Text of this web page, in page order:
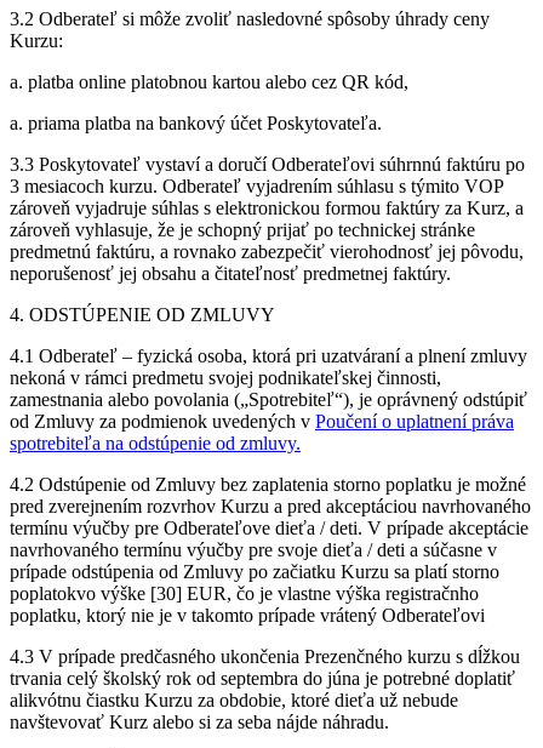
3.2 Odberateľ si môže zvoliť nasledovné spôsoby úhrady ceny
Kurzu:
a. platba online platobnou kartou alebo cez QR kód,
a. priama platba na bankový účet Poskytovateľa.
3.3 Poskytovateľ vystaví a doručí Odberateľovi súhrnnú faktúru po
3 mesiacoch kurzu. Odberateľ vyjadrením súhlasu s týmito VOP
zároveň vyjadruje súhlas s elektronickou formou faktúry za Kurz, a
zároveň vyhlasuje, že je schopný prijať po technickej stránke
predmetnú faktúru, a rovnako zabezpečiť vierohodnosť jej pôvodu,
neporušenosť jej obsahu a čitateľnosť predmetnej faktúry.
4. ODSTÚPENIE OD ZMLUVY
4.1 Odberateľ – fyzická osoba, ktorá pri uzatváraní a plnení zmluvy
nekoná v rámci predmetu svojej podnikateľskej činnosti,
zamestnania alebo povolania („Spotrebiteľ“), je oprávnený odstúpiť
od Zmluvy za podmienok uvedených v Poučení o uplatnení práva
spotrebiteľa na odstúpenie od zmluvy.
4.2 Odstúpenie od Zmluvy bez zaplatenia storno poplatku je možné
pred zverejnením rozvrhov Kurzu a pred akceptáciou navrhovaného
termínu výučby pre Odberateľove dieťa / deti. V prípade akceptácie
navrhovaného termínu výučby pre svoje dieťa / deti a súčasne v
prípade odstúpenia od Zmluvy po začiatku Kurzu sa platí storno
poplatokvo výške [30] EUR, čo je vlastne výška registračnho
poplatku, ktorý nie je v takomto prípade vrátený Odberateľovi
4.3 V prípade predčasného ukončenia Prezenčného kurzu s dĺžkou
trvania celý školský rok od septembra do júna je potrebné doplatiť
alikvótnu čiastku Kurzu za obdobie, ktoré dieťa už nebude
navštevovať Kurz alebo si za seba nájde náhradu.